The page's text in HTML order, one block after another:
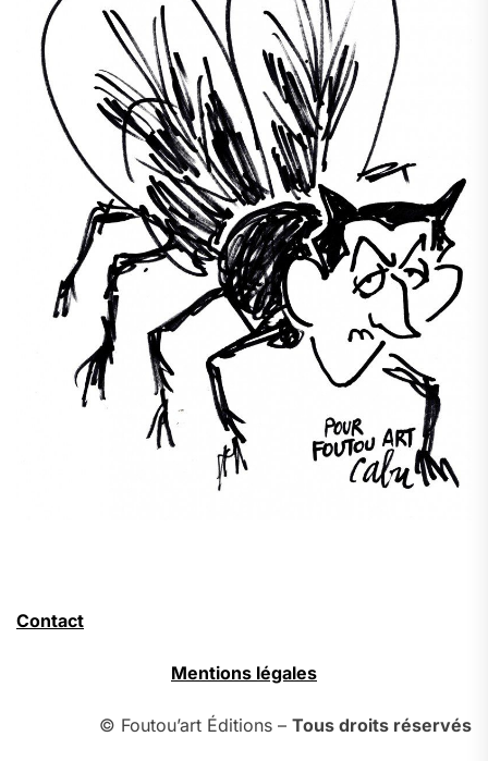
Contact
Mentions légales
© Foutou’art Éditions – Tous droits réservés